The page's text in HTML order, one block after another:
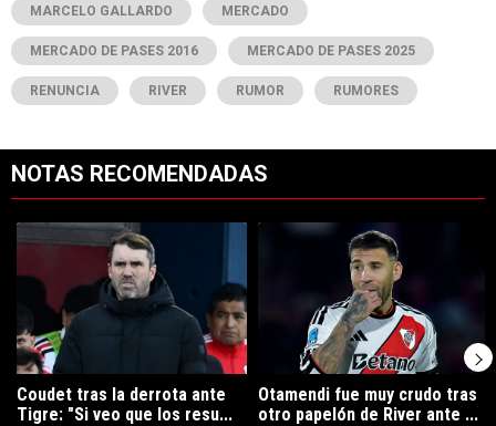
MARCELO GALLARDO MERCADO
MERCADO DE PASES 2016 MERCADO DE PASES 2025
RENUNCIA RIVER RUMOR RUMORES
NOTAS RECOMENDADAS
Un artículo de tendencia con el título "Coudet tras la derrota ante
Coudet tras la derrota ante
Tigre: "Si veo que los resu...
Un artículo de tendencia con el
Otamendi fue muy crudo tras
otro papelón de River ante ...